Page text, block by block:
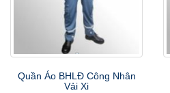
Quần Áo BHLĐ Công Nhân
Vải Xi